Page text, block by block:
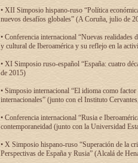
• XII Simposio hispano-ruso “Política
nuevos desafíos globales” (A Coruña, julio de
• Conferencia internacional “Nuevas
y cultural de Iberoamérica y su reflejo en la
• XI Simposio ruso-español “España: cuatro
de 2015)
• Simposio internacional “El idioma como
internacionales” (junto con el Instituto
• Conferencia internacional “Rusia e
contemporaneidad (junto con la Universidad
• X Simposio hispano-ruso “Superación de la
Perspectivas de España y Rusia” (Alcalá de